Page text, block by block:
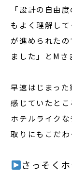
「設計の自由
もよく理解し
が進められた
ました」とMさ
早速はじまっ
感じていたとこ
ホテルライク
取りにもこだわ
さっそく